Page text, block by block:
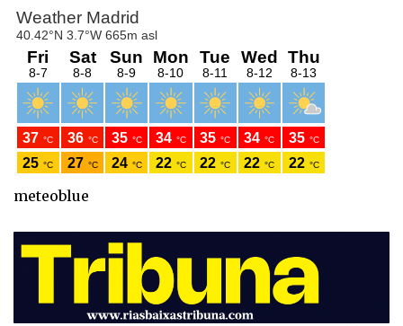
meteoblue